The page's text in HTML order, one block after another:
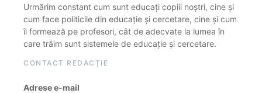
Urmărim constant cum sunt educați copiii noștri, cine și
cum face politicile din educație și cercetare, cine și cum
îi formează pe profesori, cât de adecvate la lumea în
care trăim sunt sistemele de educație și cercetare.
CONTACT REDACȚIE
Adrese e-mail